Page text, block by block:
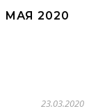
2020
23.03.2020